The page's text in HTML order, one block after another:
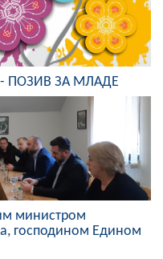
ПОЗИВ ЗА МЛАДЕ
министром
господином Едином